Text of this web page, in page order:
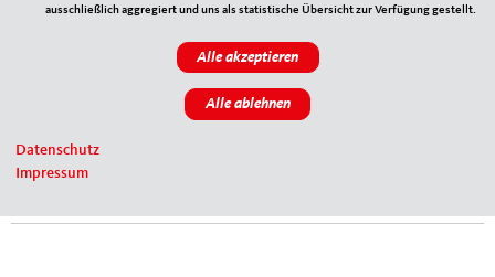
ausschließlich aggregiert und uns als statistische Übersicht zur Verfügung gestellt.
Datenschutz
Impressum